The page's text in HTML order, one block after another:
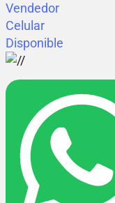
Vendedor
Celular
Disponible